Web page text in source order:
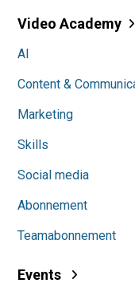
Video Academy
AI
Content &
Marketing
Skills
Social media
Abonnement
Teamabonnement
Events